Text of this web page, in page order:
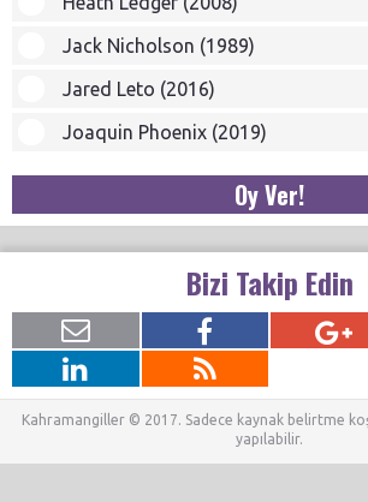
Jack Nicholson (1989)
Jared Leto (2016)
Joaquin Phoenix (2019)
Oy Ver!
Bizi Takip Edin
Kahramangiller © 2017. Sadece kaynak belirtme
yapılabilir.